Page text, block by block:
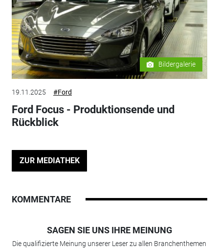
Bildergalerie
19.11.2025 #Ford
Ford Focus - Produktionsende und
Rückblick
ZUR MEDIATHEK
KOMMENTARE
SAGEN SIE UNS IHRE MEINUNG
Die qualifizierte Meinung unserer Leser zu allen Branchenthemen